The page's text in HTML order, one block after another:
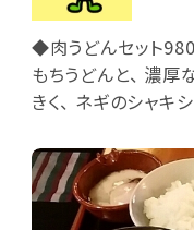
◆肉うどんセット
もちうどんと、 濃
きく、 ネギのシャキ